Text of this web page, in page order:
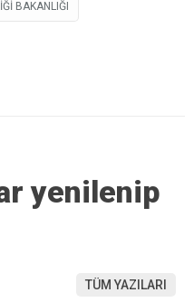
BAKANLIĞI
yenilenip
TÜM YAZILARI